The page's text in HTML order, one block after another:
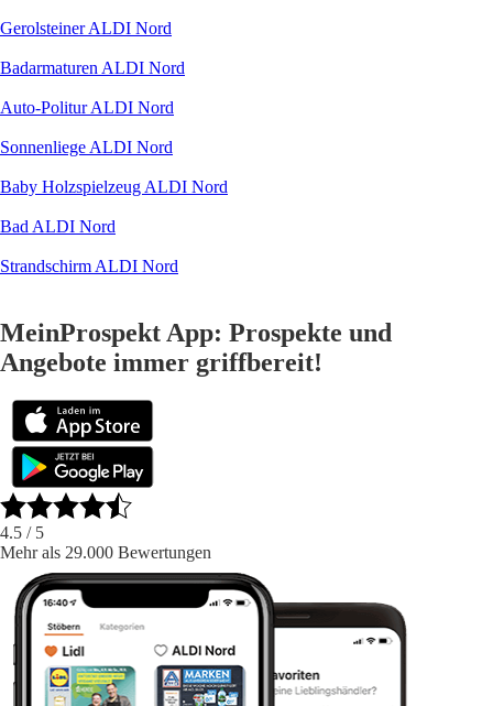
Gerolsteiner ALDI Nord
Badarmaturen ALDI Nord
Auto-Politur ALDI Nord
Sonnenliege ALDI Nord
Baby Holzspielzeug ALDI Nord
Bad ALDI Nord
Strandschirm ALDI Nord
MeinProspekt App: Prospekte und
Angebote immer griffbereit!
4.5 / 5
Mehr als 29.000 Bewertungen